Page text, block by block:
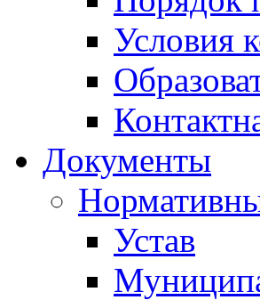
Условия
Документы
Устав